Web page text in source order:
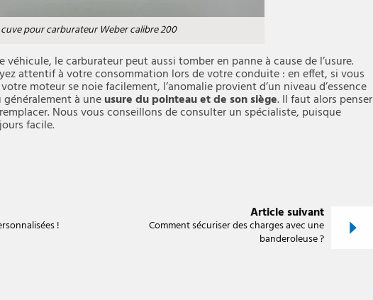
pour carburateur Weber calibre 200
le carburateur peut aussi tomber en panne à cause de l’usure.
attentif à votre consommation lors de votre conduite : en effet, si vous
moteur se noie facilement, l’anomalie provient d’un niveau d’essence
à uneusure du pointeau et de son siège. Il faut alors penser
Nous vous conseillons de consulter un spécialiste, puisque
facile.
!
Article suivant
Comment sécuriser des charges avec une
banderoleuse ?